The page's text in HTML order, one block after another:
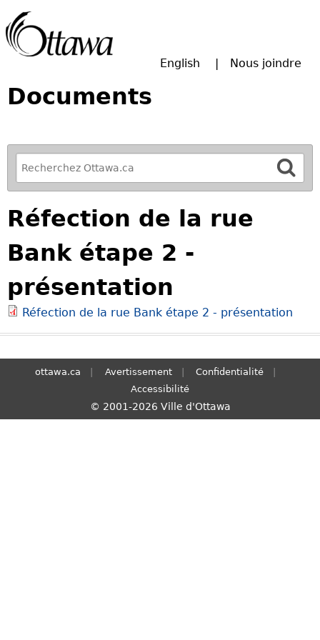
English Nous joindre
Documents
R
e
f
i
n
e
y
o
u
r
S
h
Réfection de la rue
Bank étape 2 -
présentation
Réfection de la rue Bank étape 2 - présentation
ottawa.ca Avertissement
Confidentialité
Accessibilité
© 2001-2026 Ville d'Ottawa